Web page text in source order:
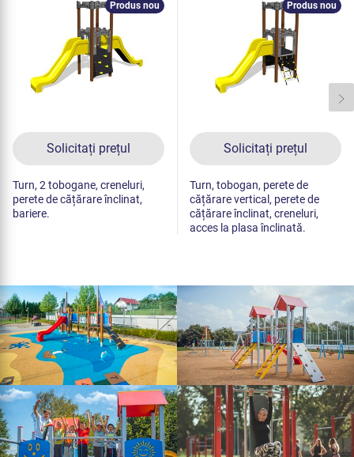
Solicitați prețul
Produs nou
Turn, 2 tobogane, creneluri,
perete de cățărare înclinat,
bariere.
Solicitați prețul
Produs nou
Turn, tobogan, perete de
cățărare vertical, perete de
cățărare înclinat, creneluri,
acces la plasa înclinată.